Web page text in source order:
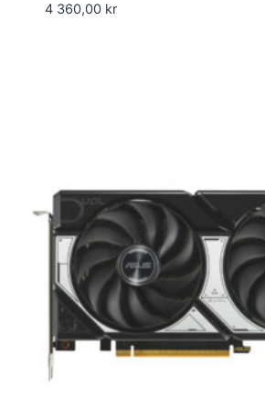
4 360,00 kr